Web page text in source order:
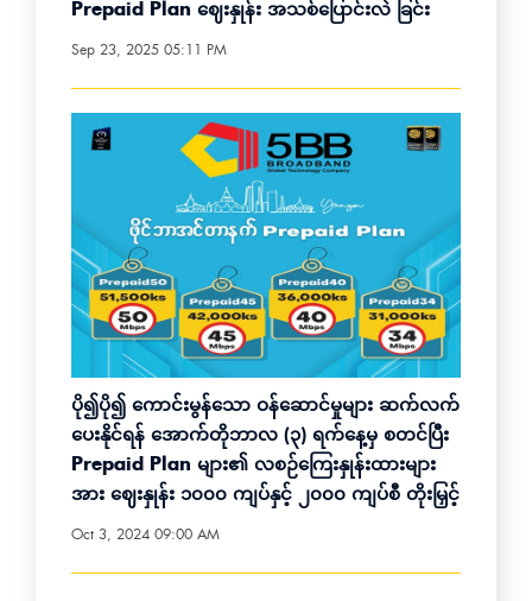
Prepaid Plan ဈေးနှုန်း အသစ်ပြောင်းလဲ ခြင်း
Sep 23, 2025 05:11 PM
ပို၍ပို၍ ကောင်းမွန်သော ဝန်ဆောင်မှုများ ဆက်လက်
ပေးနိုင်ရန် အောက်တိုဘာလ (၃) ရက်နေ့မှ စတင်ပြီး
Prepaid Plan များ၏ လစဉ်ကြေးနှုန်းထားများ
အား ဈေးနှုန်း ၁၀၀၀ ကျပ်နှင့် ၂၀၀၀ ကျပ်စီ တိုးမြှင့်
Oct 3, 2024 09:00 AM